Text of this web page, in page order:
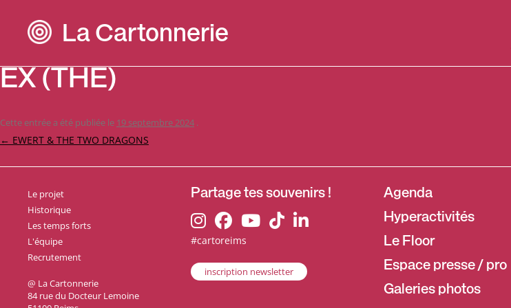
La Cartonnerie
EX (THE)
Cette entrée a été publiée le 19 septembre 2024 .
Navigation
← EWERT & THE TWO DRAGONS
Le projet
Historique
Les temps forts
L'équipe
Recrutement
@ La Cartonnerie
84 rue du Docteur Lemoine
Partage tes souvenirs !
#cartoreims
inscription newsletter
Agenda
Hyperactivités
Le Floor
Espace presse / pro
Galeries photos